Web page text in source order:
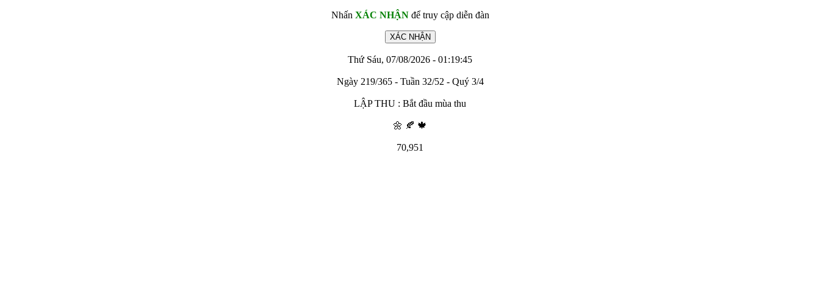
Nhấn XÁC NHẬNđể truy cập diễn đàn
Thứ Sáu, 07/08/2026 - 01:19:45
Ngày 219/365 - Tuần 32/52 - Quý 3/4
LẬP THU : Bắt đầu mùa thu
🌼 🍂 🍁
70,951